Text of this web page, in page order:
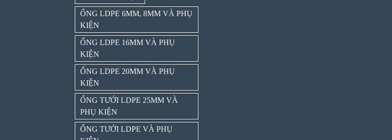
ỐNG LDPE 6MM, 8MM VÀ PHỤ
KIỆN
ỐNG LDPE 16MM VÀ PHỤ
KIỆN
ỐNG LDPE 20MM VÀ PHỤ
KIỆN
ỐNG TƯỚI LDPE 25MM VÀ
PHỤ KIỆN
ỐNG TƯỚI LDPE VÀ PHỤ